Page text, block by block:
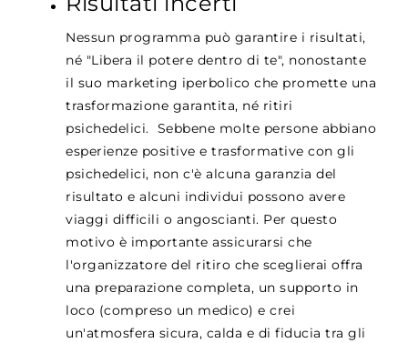
Nessun programma può garantire i risultati,
né "Libera il potere dentro di te", nonostante
il suo marketing iperbolico che promette una
trasformazione garantita, né ritiri
psichedelici. Sebbene molte persone abbiano
esperienze positive e trasformative con gli
psichedelici, non c'è alcuna garanzia del
risultato e alcuni individui possono avere
viaggi difficili o angoscianti. Per questo
motivo è importante assicurarsi che
l'organizzatore del ritiro che sceglierai offra
una preparazione completa, un supporto in
loco (compreso un medico) e crei
un'atmosfera sicura, calda e di fiducia tra gli